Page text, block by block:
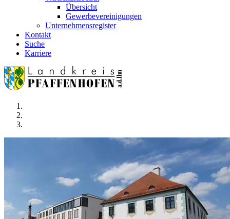
Übersicht
Gewerbevereinigungen
Unternehmensregister
Kontakt
Suche
Karriere